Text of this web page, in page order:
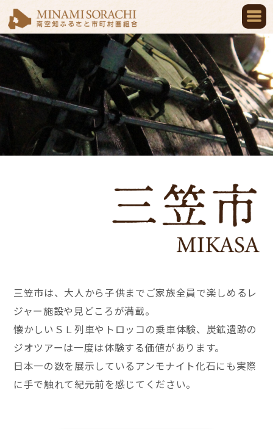
三笠市は、大人から子供までご家族全員で楽しめるレ
ジャー施設や見どころが満載。
懐かしいＳＬ列車やトロッコの乗車体験、炭鉱遺跡の
ジオツアーは一度は体験する価値があります。
日本一の数を展示しているアンモナイト化石にも実際
に手で触れて紀元前を感じてください。